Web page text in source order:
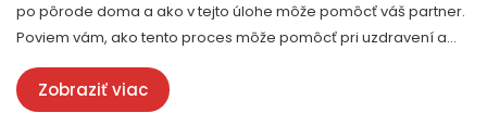
po pôrode doma a ako v tejto úlohe môže pomôcť váš partner.
Poviem vám, ako tento proces môže pomôcť pri uzdravení a
relaxácii. Tak poďme do toho spoločne a naučme sa, ako si
môžeme pomôcť sebe samým relaxovať a obnoviť naše sily.
Zobraziť viac